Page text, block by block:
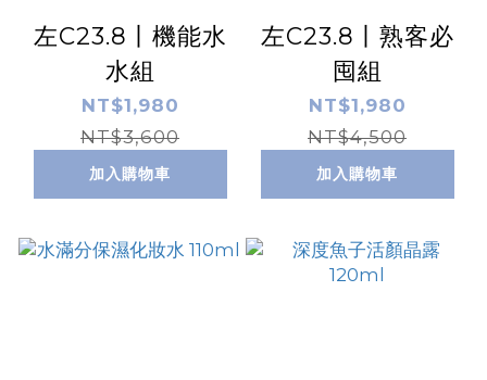
左C23.8丨機能水
水組
NT$1,980
NT$3,600
加入購物車
左C23.8丨熟客必
囤組
NT$1,980
NT$4,500
加入購物車